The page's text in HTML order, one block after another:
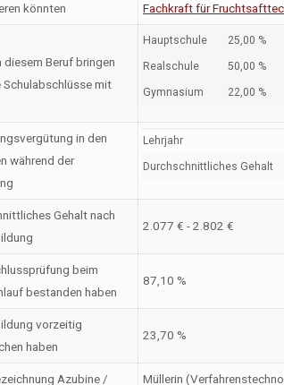
könnten
Fachkraft für
diesem Beruf bringen
mit
Hauptschule 25,00 %
Realschule 50,00 %
Gymnasium 22,00 %
in den
während der
Lehrjahr
Durchschnittliches Gehalt
Gehalt nach
2.077 € - 2.802 €
beim
bestanden haben
87,10 %
vorzeitig
haben
23,70 %
Azubine / Müllerin